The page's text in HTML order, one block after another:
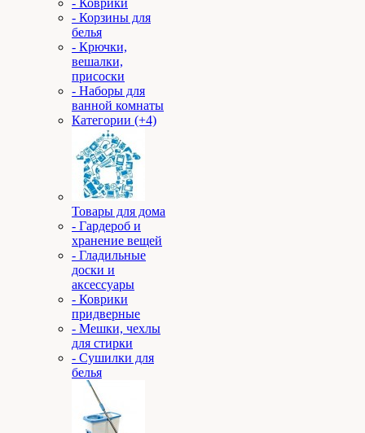
- Коврики
- Корзины для
белья
- Крючки,
вешалки,
присоски
- Наборы для
ванной комнаты
Категории (+4)
Товары для дома
- Гардероб и
хранение вещей
- Гладильные
доски и
аксессуары
- Коврики
придверные
- Мешки, чехлы
для стирки
- Сушилки для
белья